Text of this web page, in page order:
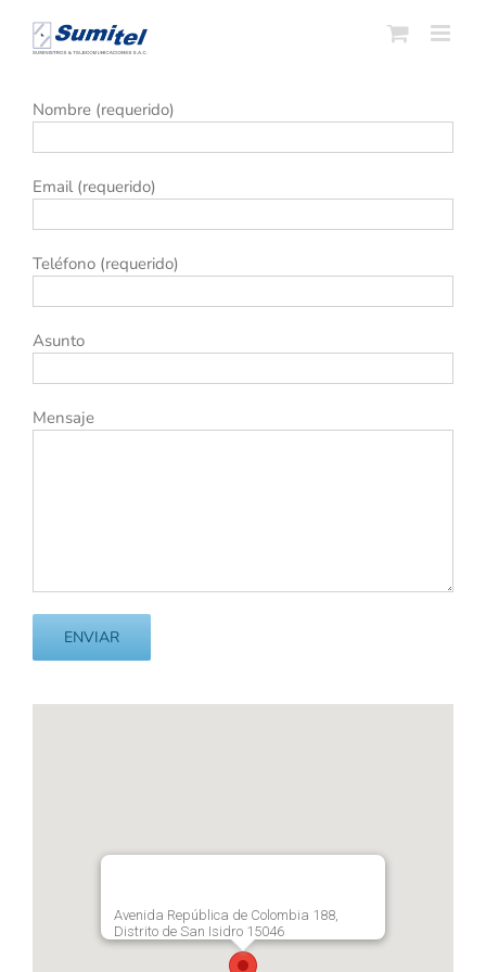
contenido
Nombre (requerido)
Email (requerido)
Teléfono (requerido)
Asunto
Mensaje
Avenida República de Colombia 188,
Distrito de San Isidro 15046